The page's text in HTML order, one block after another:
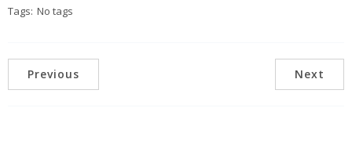
Tags: No tags
Previous Next